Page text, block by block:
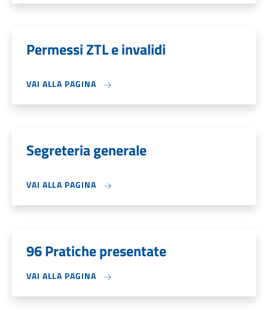
Permessi ZTL e invalidi
VAI ALLA PAGINA
Segreteria generale
VAI ALLA PAGINA
96 Pratiche presentate
VAI ALLA PAGINA